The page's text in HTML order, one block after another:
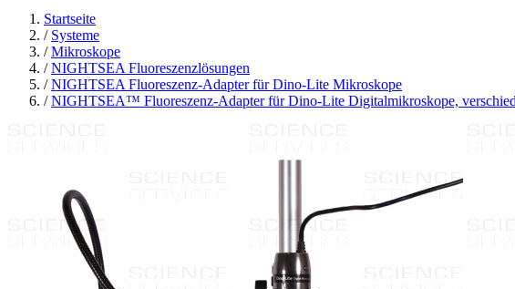
Startseite
/ Systeme
/ Mikroskope
/ NIGHTSEA Fluoreszenzlösungen
/ NIGHTSEA Fluoreszenz-Adapter für Dino-Lite Mikroskope
/ NIGHTSEA™ Fluoreszenz-Adapter für Dino-Lite Digitalmikroskope,